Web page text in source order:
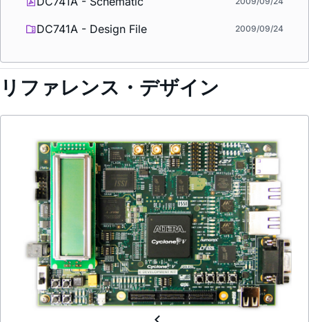
DC741A - Design File 2009/09/24
リファレンス・デザイン